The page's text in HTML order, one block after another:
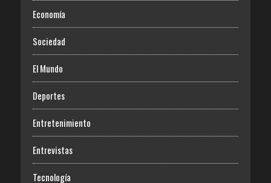
Economía
Sociedad
El Mundo
Deportes
Entretenimiento
Entrevistas
Tecnología